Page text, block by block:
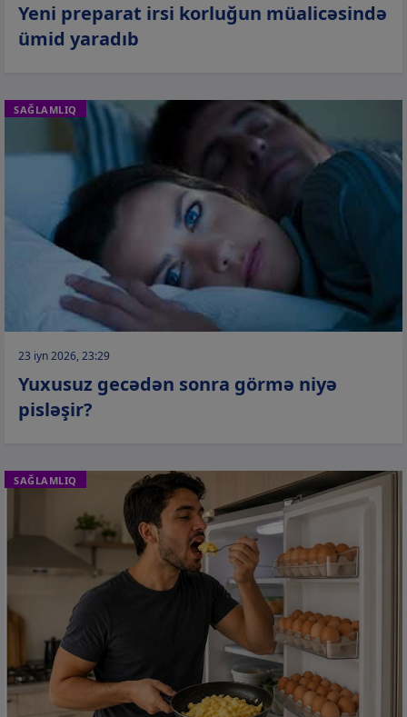
Yeni preparat irsi korluğun müalicəsində
ümid yaradıb
SAĞLAMLIQ
23 iyn 2026, 23:29
Yuxusuz gecədən sonra görmə niyə
pisləşir?
SAĞLAMLIQ